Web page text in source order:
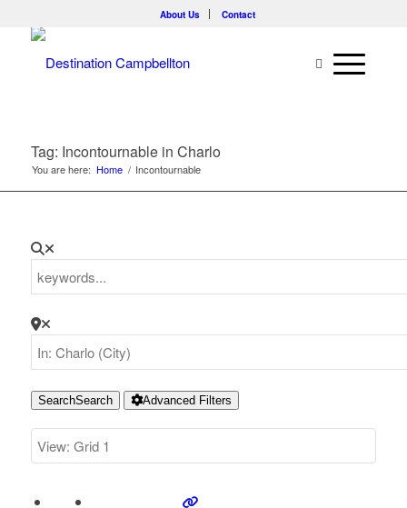
About Us Contact
Tag: Incontournable in Charlo
You are here: Home / Incontournable
SearchSearch Advanced Filters